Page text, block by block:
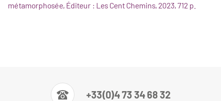
métamorphosée, Éditeur : Les Cent Chemins, 2023, 712 p.
+33(0)4 73 34 68 32